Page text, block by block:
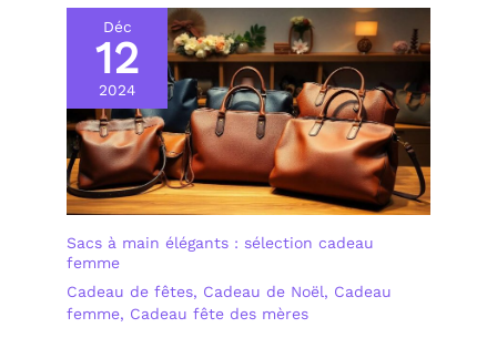
Déc
12
2024
Sacs à main élégants : sélection cadeau
femme
Cadeau de fêtes, Cadeau de Noël, Cadeau
femme, Cadeau fête des mères